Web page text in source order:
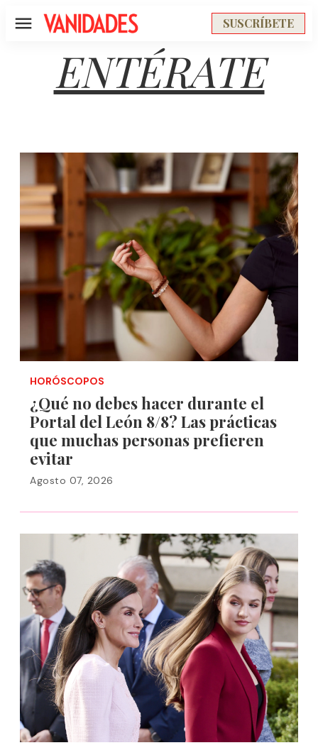
Menú SUSCRÍBETE
ENTÉRATE
HORÓSCOPOS
¿Qué no debes hacer durante el
Portal del León 8/8? Las prácticas
que muchas personas prefieren
evitar
Agosto 07, 2026